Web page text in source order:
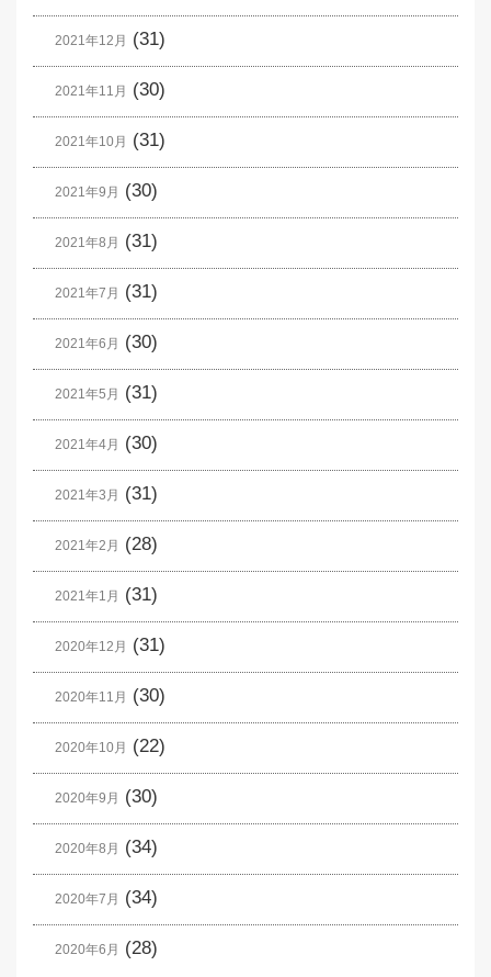
2021年12月 (31)
2021年11月 (30)
2021年10月 (31)
2021年9月 (30)
2021年8月 (31)
2021年7月 (31)
2021年6月 (30)
2021年5月 (31)
2021年4月 (30)
2021年3月 (31)
2021年2月 (28)
2021年1月 (31)
2020年12月 (31)
2020年11月 (30)
2020年10月 (22)
2020年9月 (30)
2020年8月 (34)
2020年7月 (34)
2020年6月 (28)